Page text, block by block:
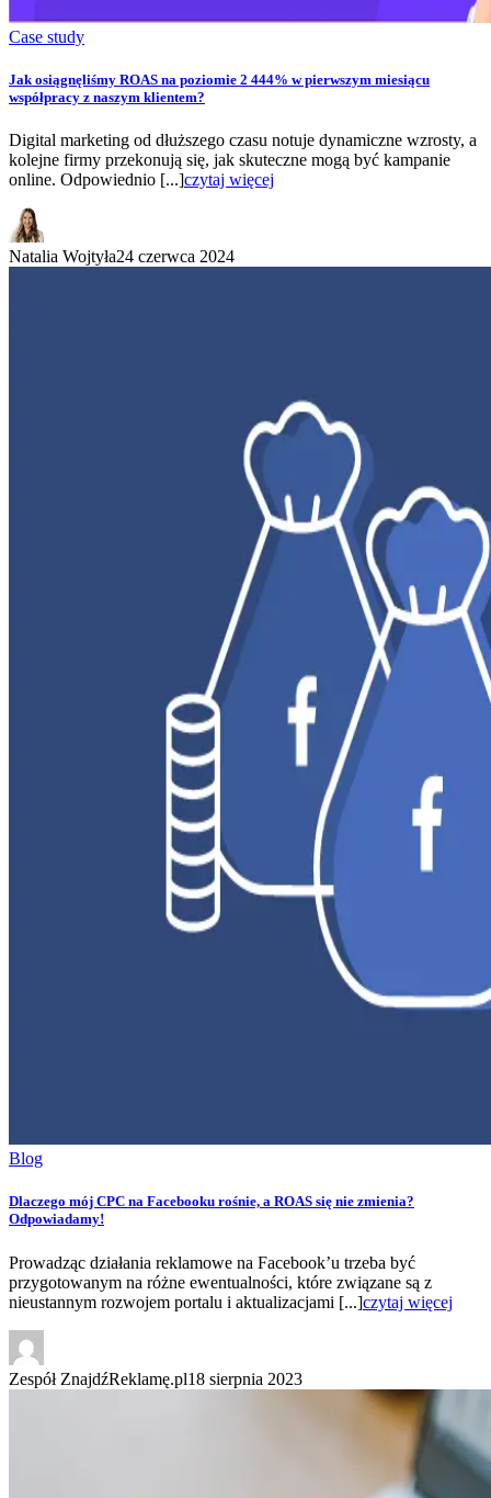
Case study
Jak osiągnęliśmy ROAS na poziomie 2 444% w pierwszym miesiącu
współpracy z naszym klientem?
Digital marketing od dłuższego czasu notuje dynamiczne wzrosty, a
kolejne firmy przekonują się, jak skuteczne mogą być kampanie
online. Odpowiednio [...]czytaj więcej
Natalia Wojtyła24 czerwca 2024
Blog
Dlaczego mój CPC na Facebooku rośnie, a ROAS się nie zmienia?
Odpowiadamy!
Prowadząc działania reklamowe na Facebook’u trzeba być
przygotowanym na różne ewentualności, które związane są z
nieustannym rozwojem portalu i aktualizacjami [...]czytaj więcej
Zespół ZnajdźReklamę.pl18 sierpnia 2023